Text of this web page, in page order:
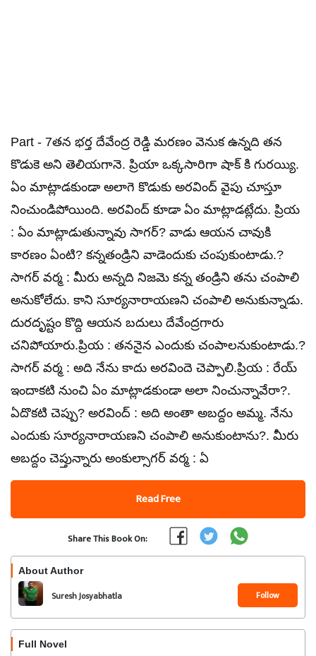
Part - 7తన భర్త దేవేంద్ర రెడ్డి మరణం వెనుక ఉన్నది తన
కొడుకె అని తెలియగానె. ప్రియా ఒక్కసారిగా షాక్ కి గురయ్యి.
ఏం మాట్లాడకుండా అలాగె కొడుకు అరవింద్ వైపు చూస్తూ
నించుండిపోయింది. అరవింద్ కూడా ఏం మాట్లాడట్లేదు. ప్రియ
: ఏం మాట్లాడుతున్నావు సాగర్? వాడు ఆయన చావుకి
కారణం ఏంటి? కన్నతండ్రిని వాడెందుకు చంపుకుంటాడు.?
సాగర్ వర్మ : మీరు అన్నది నిజమె కన్న తండ్రిని తను చంపాలి
అనుకోలేదు. కాని సూర్యనారాయణని చంపాలి అనుకున్నాడు.
దురదృష్టం కొద్ది ఆయన బదులు దేవేంద్రగారు
చనిపోయారు.ప్రియ : తననైన ఎందుకు చంపాలనుకుంటాడు.?
సాగర్ వర్మ : అది నేను కాదు అరవిందె చెప్పాలి.ప్రియ : రేయ్
ఇందాకటి నుంచి ఏం మాట్లాడకుండా అలా నించున్నావేరా?.
ఏదొకటి చెప్పు? అరవింద్ : అది అంతా అబద్దం అమ్మ. నేను
ఎందుకు సూర్యనారాయణని చంపాలి అనుకుంటాను?. మీరు
అబద్దం చెప్తున్నారు అంకుల్సాగర్ వర్మ : ఏ
Read Free
Share This Book On:
About Author
Suresh Josyabhatla Follow
Full Novel